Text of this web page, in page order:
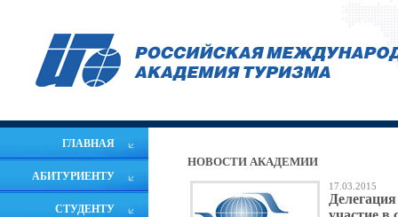
ГЛАВНАЯ
АБИТУРИЕНТУ
СТУДЕНТУ
НОВОСТИ АКАДЕМИИ
17.03.2015